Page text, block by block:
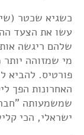
כשגיא שכטר
עשו את הצעד
שלהם ריגשה
מי שמזוהה
פורטיס. להביא
האחרונות הפך
שמשמעותה
ישראלי, הכי